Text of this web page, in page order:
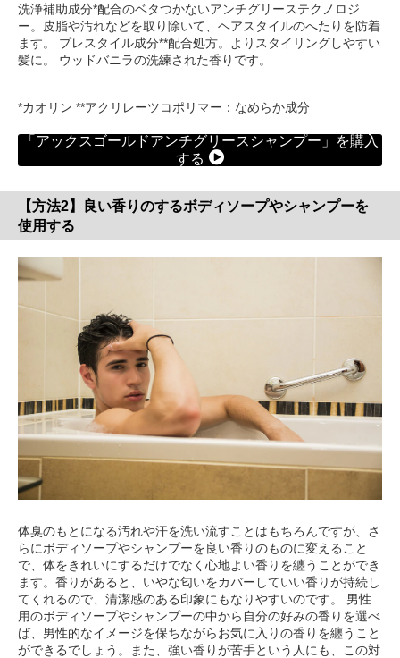
洗浄補助成分*配合のベタつかないアンチグリーステクノロジ
ー。皮脂や汚れなどを取り除いて、ヘアスタイルのへたりを防着
ます。 プレスタイル成分**配合処方。よりスタイリングしやすい
髪に。 ウッドバニラの洗練された香りです。
*カオリン **アクリレーツコポリマー：なめらか成分
「アックスゴールドアンチグリースシャンプー」を購入
する
【方法2】良い香りのするボディソープやシャンプーを
使用する
体臭のもとになる汚れや汗を洗い流すことはもちろんですが、さ
らにボディソープやシャンプーを良い香りのものに変えること
で、体をきれいにするだけでなく心地よい香りを纏うことができ
ます。香りがあると、いやな匂いをカバーしていい香りが持続し
てくれるので、清潔感のある印象にもなりやすいのです。 男性
用のボディソープやシャンプーの中から自分の好みの香りを選べ
ば、男性的なイメージを保ちながらお気に入りの香りを纏うこと
ができるでしょう。また、強い香りが苦手という人にも、この対